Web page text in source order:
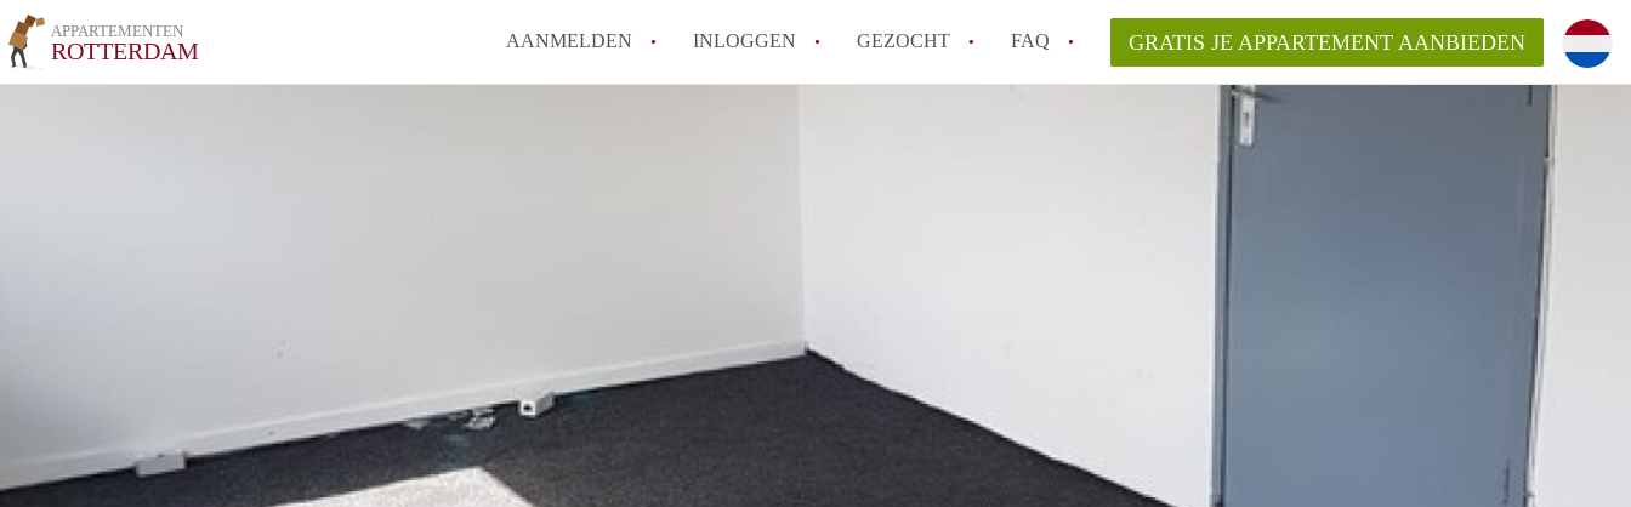
APPARTEMENTEN
ROTTERDAM AANMELDEN INLOGGEN GEZOCHT FAQ
Alle veelgestelde vragen
GRATIS JE APPARTEMENT AANBIEDEN